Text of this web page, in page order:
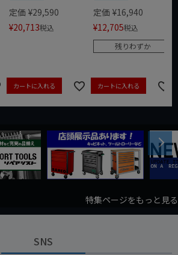
定価 ¥29,590
¥20,713税込
カートに入れる
定価 ¥16,940
¥12,705税込
残りわずか
カートに入れる
Next
特集ページをもっと見る
SNS